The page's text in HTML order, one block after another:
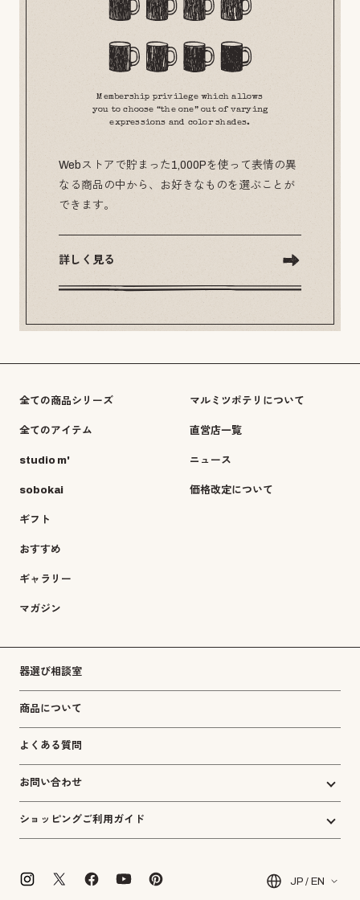
Membership privilege which allows
you to choose “the one” out of varying
expressions and color shades.
Webストアで貯まった1,000Pを使って表情の異
なる商品の中から、お好きなものを選ぶことが
できます。
詳しく見る
全ての商品シリーズ
全てのアイテム
studio m'
sobokai
ギフト
おすすめ
ギャラリー
マガジン
マルミツポテリについて
直営店一覧
ニュース
価格改定について
器選び相談室
商品について
よくある質問
お問い合わせ
ショッピングご利用ガイド
JP / EN